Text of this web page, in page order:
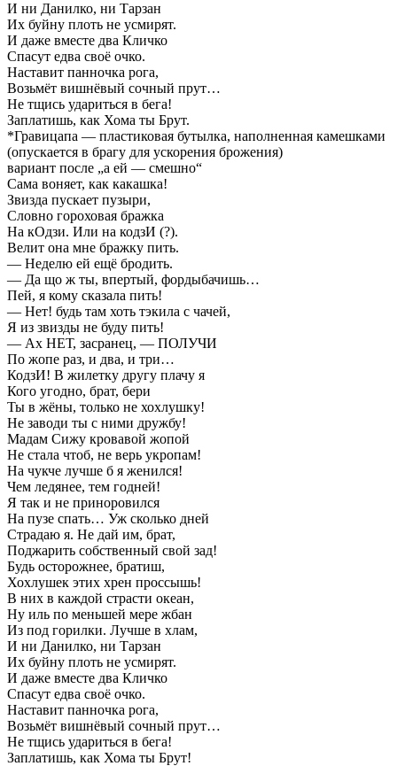
И ни Данилко, ни Тарзан
Их буйну плоть не усмирят.
И даже вместе два Кличко
Спасут едва своё очко.
Наставит панночка рога,
Возьмёт вишнёвый сочный прут…
Не тщись удариться в бега!
Заплатишь, как Хома ты Брут.
*Гравицапа — пластиковая бутылка, наполненная камешками
(опускается в брагу для ускорения брожения)
вариант после „а ей — смешно“
Сама воняет, как какашка!
Звизда пускает пузыри,
Словно гороховая бражка
На кОдзи. Или на кодзИ (?).
Велит она мне бражку пить.
— Неделю ей ещё бродить.
— Да що ж ты, впертый, фордыбачишь…
Пей, я кому сказала пить!
— Нет! будь там хоть тэкила с чачей,
Я из звизды не буду пить!
— Ах НЕТ, засранец, — ПОЛУЧИ
По жопе раз, и два, и три…
КодзИ! В жилетку другу плачу я
Кого угодно, брат, бери
Ты в жёны, только не хохлушку!
Не заводи ты с ними дружбу!
Мадам Сижу кровавой жопой
Не стала чтоб, не верь укропам!
На чукче лучше б я женился!
Чем ледянее, тем годней!
Я так и не приноровился
На пузе спать… Уж сколько дней
Страдаю я. Не дай им, брат,
Поджарить собственный свой зад!
Будь осторожнее, братиш,
Хохлушек этих хрен проссышь!
В них в каждой страсти океан,
Ну иль по меньшей мере жбан
Из под горилки. Лучше в хлам,
И ни Данилко, ни Тарзан
Их буйну плоть не усмирят.
И даже вместе два Кличко
Спасут едва своё очко.
Наставит панночка рога,
Возьмёт вишнёвый сочный прут…
Не тщись удариться в бега!
Заплатишь, как Хома ты Брут!